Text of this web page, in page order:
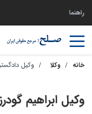
راهنما
خانه وکلا وکیل
وکیل ابراهیم